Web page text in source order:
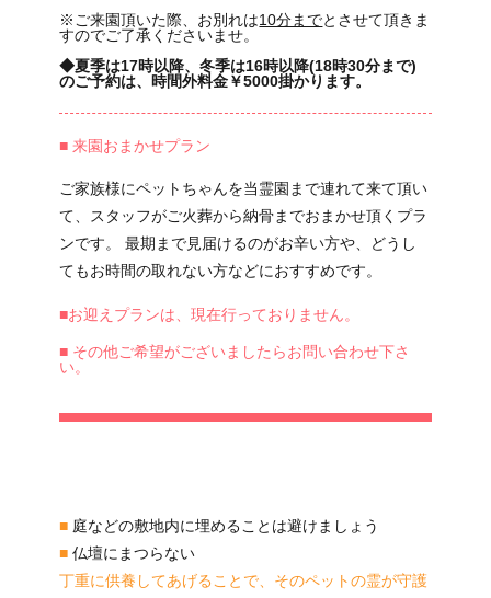
※ご来園頂いた際、お別れは10分までとさせて頂きま
すのでご了承くださいませ。
◆夏季は17時以降、冬季は16時以降(18時30分まで)
のご予約は、時間外料金￥5000掛かります。
■ 来園おまかせプラン
ご家族様にペットちゃんを当霊園まで連れて来て頂い
て、スタッフがご火葬から納骨までおまかせ頂くプラ
ンです。 最期まで見届けるのがお辛い方や、どうし
てもお時間の取れない方などにおすすめです。
■お迎えプランは、現在行っておりません。
■ その他ご希望がございましたらお問い合わせ下さ
い。
■ 庭などの敷地内に埋めることは避けましょう
■ 仏壇にまつらない
丁重に供養してあげることで、そのペットの霊が守護